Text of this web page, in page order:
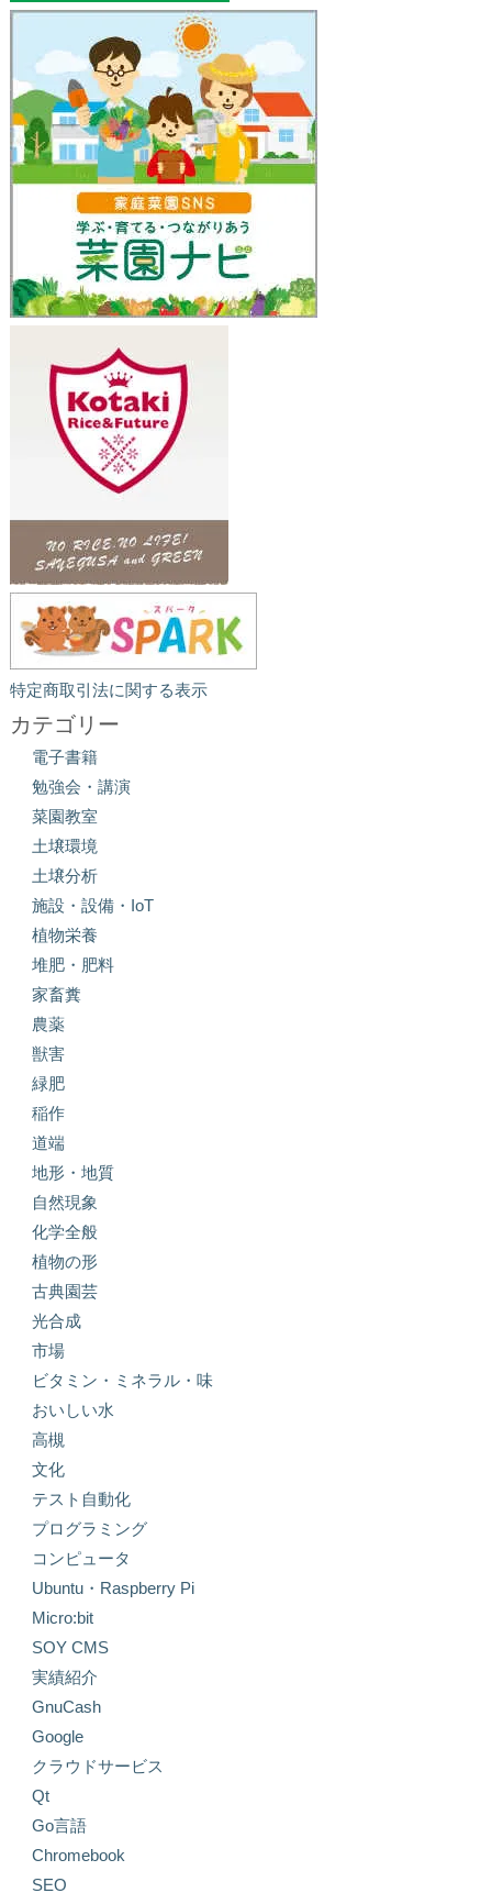
特定商取引法に関する表示
カテゴリー
電子書籍
勉強会・講演
菜園教室
土壌環境
土壌分析
施設・設備・IoT
植物栄養
堆肥・肥料
家畜糞
農薬
獣害
緑肥
稲作
道端
地形・地質
自然現象
化学全般
植物の形
古典園芸
光合成
市場
ビタミン・ミネラル・味
おいしい水
高槻
文化
テスト自動化
プログラミング
コンピュータ
Ubuntu・Raspberry Pi
Micro:bit
SOY CMS
実績紹介
GnuCash
Google
クラウドサービス
Qt
Go言語
Chromebook
SEO